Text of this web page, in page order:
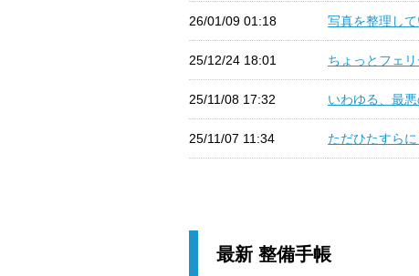
26/01/09 01:18 写真を整理し
25/12/24 18:01 ちょっとフェ
25/11/08 17:32 いわゆる、最
25/11/07 11:34 ただひたすら
最新 整備手帳